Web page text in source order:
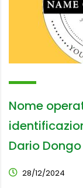
Nome
Dario Dongo
28/12/2024